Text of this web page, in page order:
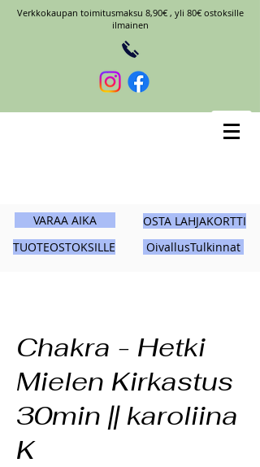
Verkkokaupan toimitusmaksu 8,90€ , yli 80€ ostoksille
ilmainen
VARAA AIKA
TUOTEOSTOKSILLE
OSTA LAHJAKORTTI
OivallusTulkinnat
Chakra - Hetki
Mielen Kirkastus
30min || karoliina
K